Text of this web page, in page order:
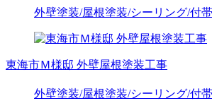
外壁塗装/屋根塗装/シーリング/付
東海市Ｍ様邸 外壁屋根塗装工事
外壁塗装/屋根塗装/シーリング/付